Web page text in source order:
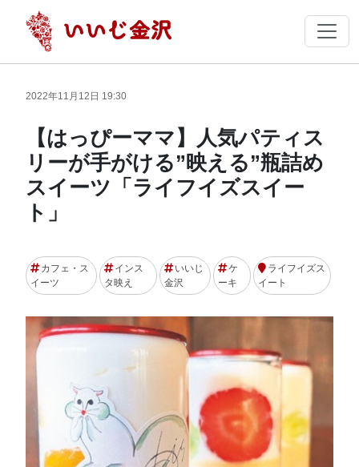
2022年11月12日 19:30
【はっぴーママ】人気パティス
リーが手がける”映える”瓶詰め
スイーツ「ライフイズスイー
ト」
カフェ・ス
イーツ
インス
タ映え
いいじ
金沢
ケ
ーキ
ライフイズス
イート